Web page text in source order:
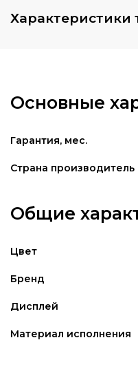
Характеристики
Основные
Гарантия, мес.
Страна производитель
Общие
Цвет
Бренд
Дисплей
Материал исполнения